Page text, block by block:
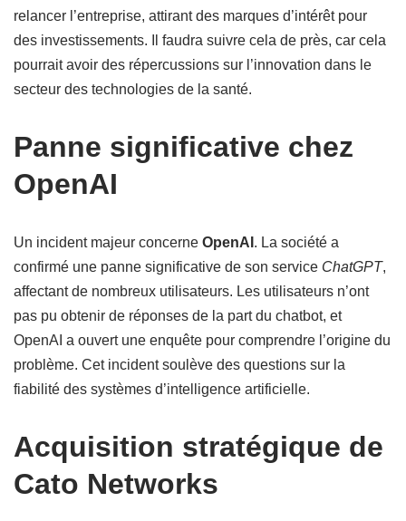
relancer l’entreprise, attirant des marques d’intérêt pour
des investissements. Il faudra suivre cela de près, car cela
pourrait avoir des répercussions sur l’innovation dans le
secteur des technologies de la santé.
Panne significative chez
OpenAI
Un incident majeur concerne OpenAI . La société a
confirmé une panne significative de son service ChatGPT,
affectant de nombreux utilisateurs. Les utilisateurs n’ont
pas pu obtenir de réponses de la part du chatbot, et
OpenAI a ouvert une enquête pour comprendre l’origine du
problème. Cet incident soulève des questions sur la
fiabilité des systèmes d’intelligence artificielle.
Acquisition stratégique de
Cato Networks